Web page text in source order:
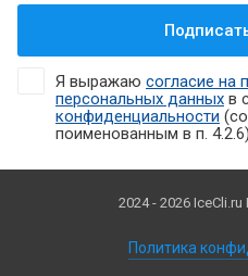
Я выражаю согласие на
персональных данных в
конфиденциальности
поименованным в п. 4.2.6)
2024 - 2026
Политика